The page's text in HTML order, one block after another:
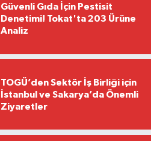
Güvenli Gıda İçin Pestisit
Denetimi! Tokat'ta 203 Ürüne
Analiz
TOGÜ’den Sektör İş Birliği için
İstanbul ve Sakarya’da Önemli
Ziyaretler